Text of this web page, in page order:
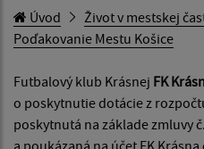
Úvod Život v mestskej
Poďakovanie Mestu Košice
Futbalový klub Krásnej FK
o poskytnutie dotácie z
poskytnutá na základe zmluvy